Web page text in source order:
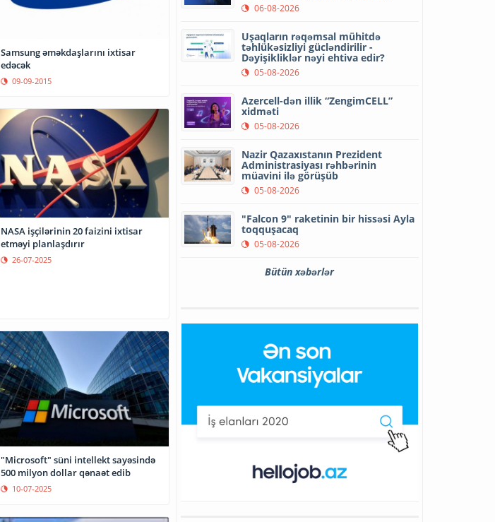
Samsung əməkdaşlarını ixtisar
edəcək
09-09-2015
NASA işçilərinin 20 faizini ixtisar
etməyi planlaşdırır
26-07-2025
"Microsoft" süni intellekt sayəsində
500 milyon dollar qənaət edib
10-07-2025
06-08-2026
Uşaqların rəqəmsal mühitdə
təhlükəsizliyi gücləndirilir -
Dəyişikliklər nəyi ehtiva edir?
05-08-2026
Azercell-dən illik “ZengimCELL”
xidməti
05-08-2026
Nazir Qazaxıstanın Prezident
Administrasiyası rəhbərinin
müavini ilə görüşüb
05-08-2026
"Falcon 9" raketinin bir hissəsi Ayla
toqquşacaq
05-08-2026
Bütün xəbərlər